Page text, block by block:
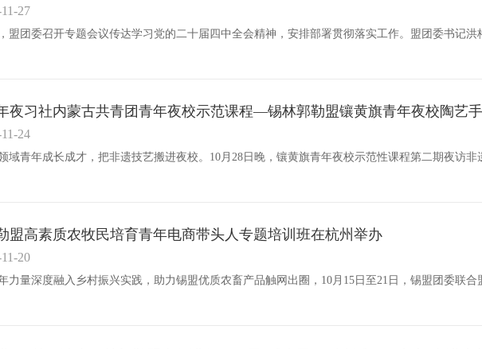
27
夜习社内蒙古共青团青年夜校示范课程—锡林郭勒盟镶黄旗青年夜校陶艺
24
盟高素质农牧民培育青年电商带头人专题培训班在杭州举办
20